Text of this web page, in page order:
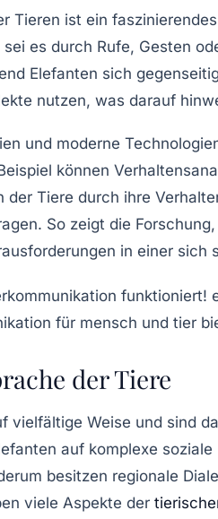
Tieren ist ein
es durch Rufe, Gesten
Elefanten sich
nutzen, was darauf
und moderne
können
der Tiere durch ihre
So zeigt die
in einer
der Tiere
vielfältige Weise und sind
auf komplexe
besitzen regionale
viele Aspekte der